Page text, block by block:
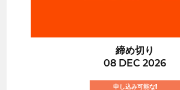
締め切り
08 DEC 2026
申し込み可能な!